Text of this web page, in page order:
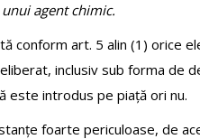
agent chimic.
conform art. 5 alin (1) orice
inclusiv sub forma de
este introdus pe piață ori nu.
foarte periculoase, de